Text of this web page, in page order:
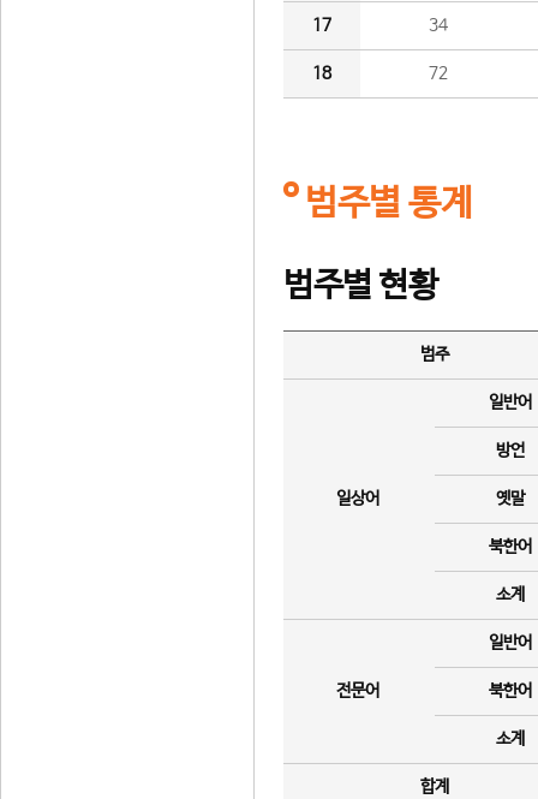
17 34
18 72
범주별 통계
범주별 현황
범주
일상어
일반어
방언
옛말
북한어
소계
전문어
일반어
북한어
소계
합계